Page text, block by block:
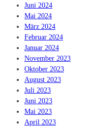
Juni 2024
Mai 2024
März 2024
Februar 2024
Januar 2024
November 2023
Oktober 2023
August 2023
Juli 2023
Juni 2023
Mai 2023
April 2023